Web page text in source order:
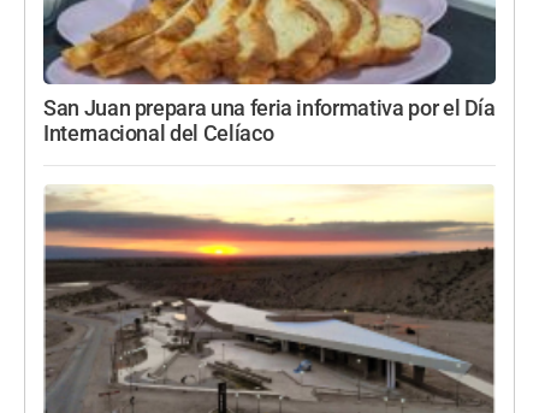
San Juan prepara una feria informativa por el Día
Internacional del Celíaco